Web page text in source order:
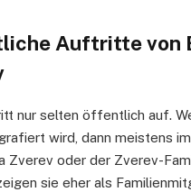
Auftritte von
nur selten öffentlich auf.
wird, dann meistens
Zverev oder der Zverev-
sie eher als